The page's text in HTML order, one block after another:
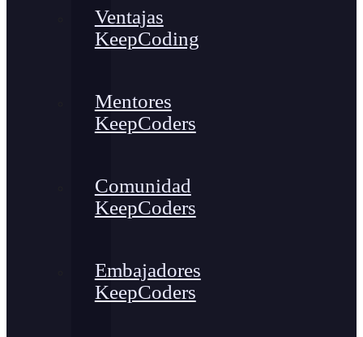
Ventajas
KeepCoding
Mentores
KeepCoders
Comunidad
KeepCoders
Embajadores
KeepCoders